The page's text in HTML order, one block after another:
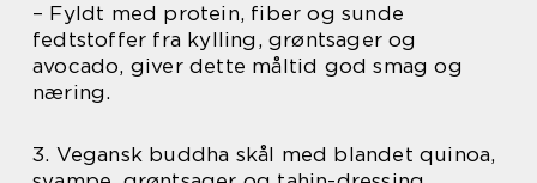
– Fyldt med protein, fiber og sunde
fedtstoffer fra kylling, grøntsager og
avocado, giver dette måltid god smag og
næring.
3. Vegansk buddha skål med blandet quinoa,